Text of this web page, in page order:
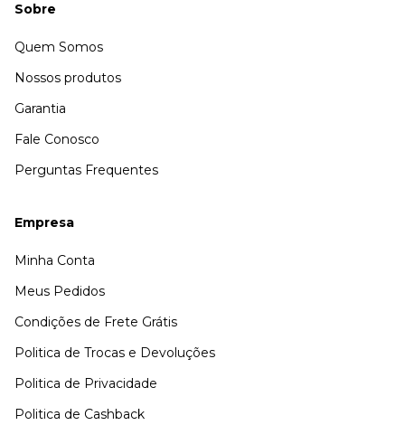
Sobre
Quem Somos
Nossos produtos
Garantia
Fale Conosco
Perguntas Frequentes
Empresa
Minha Conta
Meus Pedidos
Condições de Frete Grátis
Politica de Trocas e Devoluções
Politica de Privacidade
Politica de Cashback